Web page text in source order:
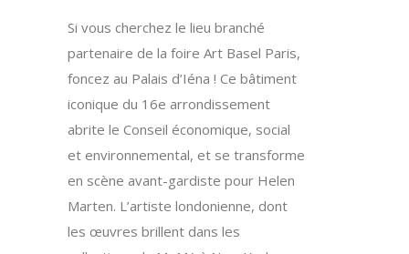
Si vous cherchez le lieu branché
partenaire de la foire Art Basel Paris,
foncez au Palais d’Iéna ! Ce bâtiment
iconique du 16e arrondissement
abrite le Conseil économique, social
et environnemental, et se transforme
en scène avant-gardiste pour Helen
Marten. L’artiste londonienne, dont
les œuvres brillent dans les